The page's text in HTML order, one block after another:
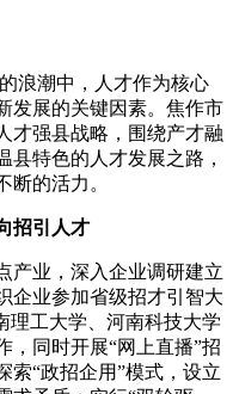
浪潮中，人才作为核心
发展的关键因素。焦作市
才强县战略，围绕产才融
县特色的人才发展之路，
断的活力。
招引人才
产业，深入企业调研建立
企业参加省级招才引智大
理工大学、河南科技大学
，同时开展“网上直播”招
索“政招企用”模式，设立